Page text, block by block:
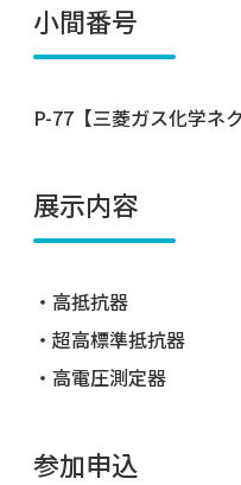
小間番号
P-77【三菱ガス化学ネ
展示内容
・高抵抗器
・超高標準抵抗器
・高電圧測定器
参加申込